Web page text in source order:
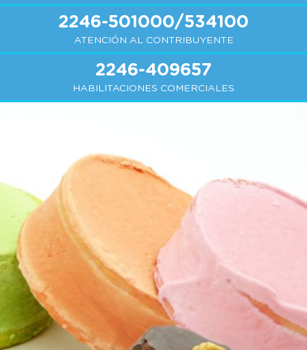
2246-501000/534100
ATENCIÓN AL CONTRIBUYENTE
2246-409657
HABILITACIONES COMERCIALES